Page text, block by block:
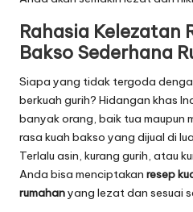
Rahasia Kelezatan
Bakso Sederhana
Siapa yang tidak tergoda
berkuah gurih? Hidangan khas
banyak orang, baik tua maupun
rasa kuah bakso yang dijual di
Terlalu asin, kurang gurih, atau
Anda bisa menciptakan resep
rumahanyang lezat dan sesuai